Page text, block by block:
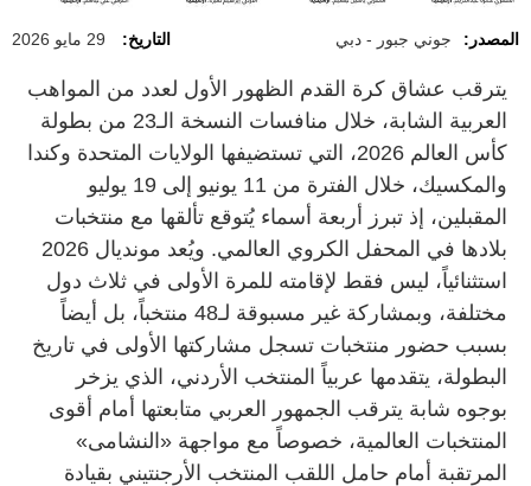
المصدر: جوني جبور - دبي التاريخ: 29 مايو 2026
يترقب عشاق كرة القدم الظهور الأول لعدد من المواهب
العربية الشابة، خلال منافسات النسخة الـ23 من بطولة
كأس العالم 2026، التي تستضيفها الولايات المتحدة وكندا
والمكسيك، خلال الفترة من 11 يونيو إلى 19 يوليو
المقبلين، إذ تبرز أربعة أسماء يُتوقع تألقها مع منتخبات
بلادها في المحفل الكروي العالمي. ويُعد مونديال 2026
استثنائياً، ليس فقط لإقامته للمرة الأولى في ثلاث دول
مختلفة، وبمشاركة غير مسبوقة لـ48 منتخباً، بل أيضاً
بسبب حضور منتخبات تسجل مشاركتها الأولى في تاريخ
البطولة، يتقدمها عربياً المنتخب الأردني، الذي يزخر
بوجوه شابة يترقب الجمهور العربي متابعتها أمام أقوى
المنتخبات العالمية، خصوصاً مع مواجهة «النشامى»
المرتقبة أمام حامل اللقب المنتخب الأرجنتيني بقيادة